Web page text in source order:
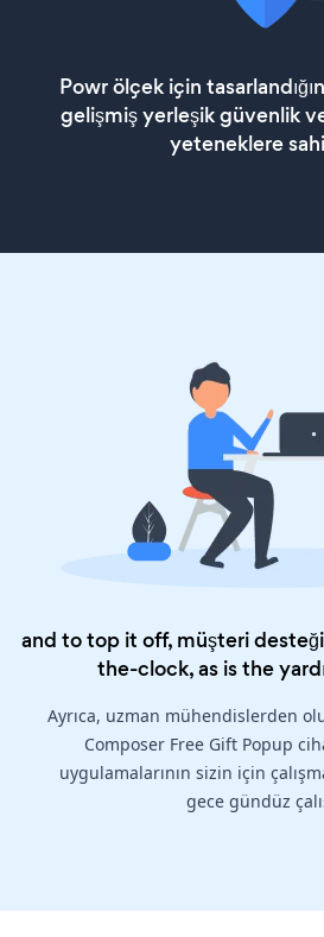
Powr ölçek için
gelişmiş yerleşik güvenlik
yeteneklere
and to top it off, müşteri
the-clock, as is the
Ayrıca, uzman mühendislerden
Composer Free Gift Popup
uygulamalarının sizin için
gece gündüz